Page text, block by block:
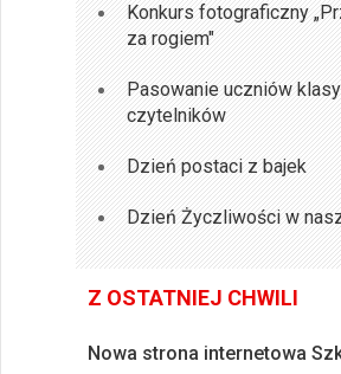
Konkurs fotograficzny
za rogiem"
Pasowanie uczniów
czytelników
Dzień postaci z bajek
Dzień Życzliwości w
Z OSTATNIEJ CHWILI
Nowa strona internetowa